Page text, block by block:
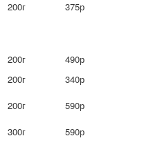
200г
375р
200г
490р
200г
340р
200г
590р
300г
590р